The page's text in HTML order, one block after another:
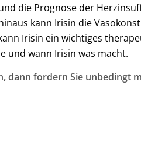
die Prognose der
kann Irisin die
Irisin ein wichtiges
und wann Irisin was macht.
dann fordern Sie unbedingt